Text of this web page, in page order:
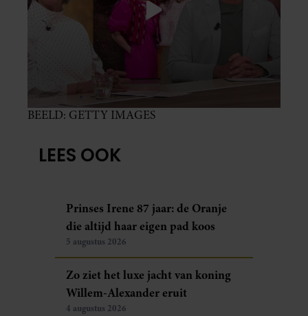
BEELD: GETTY IMAGES
LEES OOK
Prinses Irene 87 jaar: de Oranje
die altijd haar eigen pad koos
5 augustus 2026
Zo ziet het luxe jacht van koning
Willem-Alexander eruit
4 augustus 2026